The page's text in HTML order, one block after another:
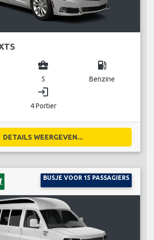
business_center
5
local_gas_station
Benzine
login
4 Portier
DETAILS WEERGEVEN...
BUSJE VOOR 15 PASSAGIERS